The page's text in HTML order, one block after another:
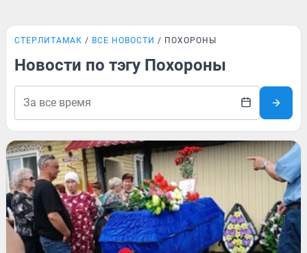
СТЕРЛИТАМАК ВСЕ НОВОСТИ ПОХОРОНЫ
Новости по тэгу Похороны